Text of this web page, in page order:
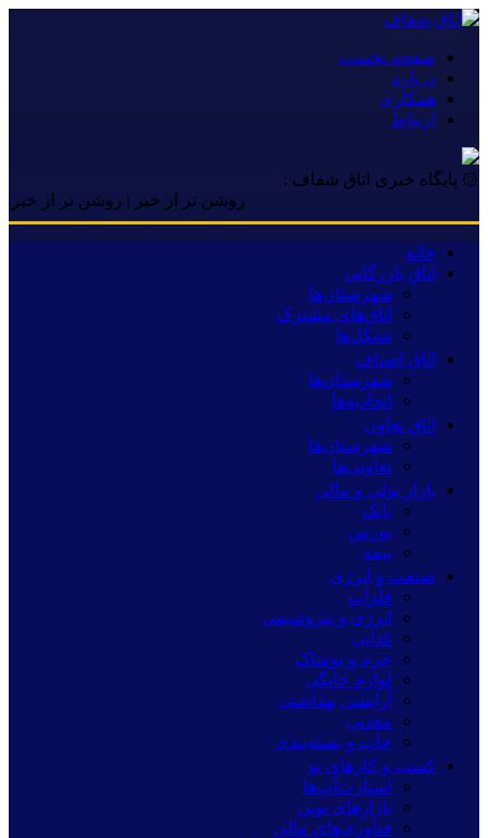
صفحه نخست
درباره
همکاری
ارتباط
۞ پایگاه خبری اتاق شفاف :
روشن تر از خبر | روشن تر از خبر |
خانه
اتاق بازرگانی
شهرستان‌ها
اتاق‌های مشترک
تشکل‌ها
اتاق اصناف
شهرستان‌ها
اتحادیه‌ها
اتاق تعاون
شهرستان‌ها
تعاونی‌ها
بازار پولی و مالی
بانک
بورس
بیمه
صنعت و انرژی
فلزات
انرژی و پتروشیمی
غذایی
چرم و پوشاک
لوازم خانگی
آرایشی بهداشتی
معدنی
چاپ و بسته‌بندی
کسب و کارهای نو
استارت‌آپ‌ها
بازارهای نوین
فناوری‌های مالی